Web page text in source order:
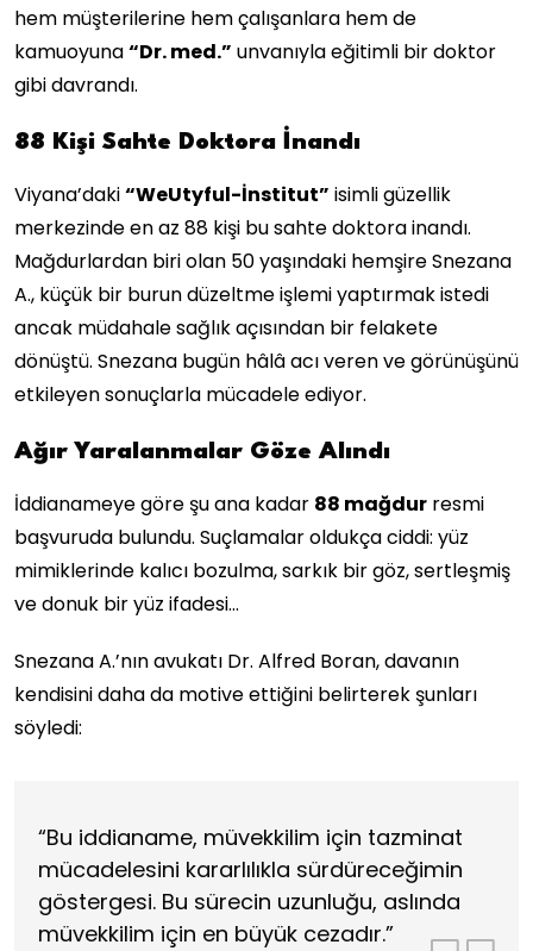
hem müşterilerine hem çalışanlara hem de
kamuoyuna“Dr. med.” unvanıyla eğitimli bir doktor
gibi davrandı.
88 Kişi Sahte Doktora İnandı
Viyana’daki“WeUtyful-İnstitut” isimli güzellik
merkezinde en az 88 kişi bu sahte doktora inandı.
Mağdurlardan biri olan 50 yaşındaki hemşire Snezana
A., küçük bir burun düzeltme işlemi yaptırmak istedi
ancak müdahale sağlık açısından bir felakete
dönüştü. Snezana bugün hâlâ acı veren ve görünüşünü
etkileyen sonuçlarla mücadele ediyor.
Ağır Yaralanmalar Göze Alındı
İddianameye göre şu ana kadar 88 mağdur resmi
başvuruda bulundu. Suçlamalar oldukça ciddi: yüz
mimiklerinde kalıcı bozulma, sarkık bir göz, sertleşmiş
ve donuk bir yüz ifadesi…
Snezana A.’nın avukatı Dr. Alfred Boran, davanın
kendisini daha da motive ettiğini belirterek şunları
söyledi:
“Bu iddianame, müvekkilim için tazminat
mücadelesini kararlılıkla sürdüreceğimin
göstergesi. Bu sürecin uzunluğu, aslında
müvekkilim için en büyük cezadır.”